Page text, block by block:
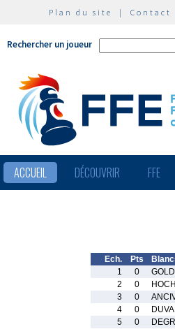
Plan du site | Contact
Rechercher un joueur
ACCUEIL DÉCOUVRIR FFE
Ech. Pts
1
0
2
0
3
0
4
0
5
0